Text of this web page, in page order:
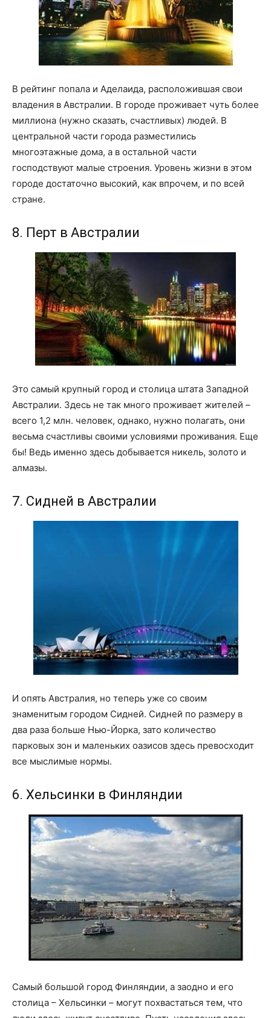
В рейтинг попала и Аделаида, расположившая свои
владения в Австралии. В городе проживает чуть более
миллиона (нужно сказать, счастливых) людей. В
центральной части города разместились
многоэтажные дома, а в остальной части
господствуют малые строения. Уровень жизни в этом
городе достаточно высокий, как впрочем, и по всей
стране.
8. Перт в Австралии
Это самый крупный город и столица штата Западной
Австралии. Здесь не так много проживает жителей –
всего 1,2 млн. человек, однако, нужно полагать, они
весьма счастливы своими условиями проживания. Еще
бы! Ведь именно здесь добывается никель, золото и
алмазы.
7. Сидней в Австралии
И опять Австралия, но теперь уже со своим
знаменитым городом Сидней. Сидней по размеру в
два раза больше Нью-Йорка, зато количество
парковых зон и маленьких оазисов здесь превосходит
все мыслимые нормы.
6. Хельсинки в Финляндии
Самый большой город Финляндии, а заодно и его
столица – Хельсинки – могут похвастаться тем, что